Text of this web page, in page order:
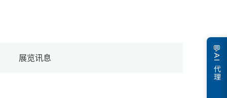
展览讯息
💬
AI 代理